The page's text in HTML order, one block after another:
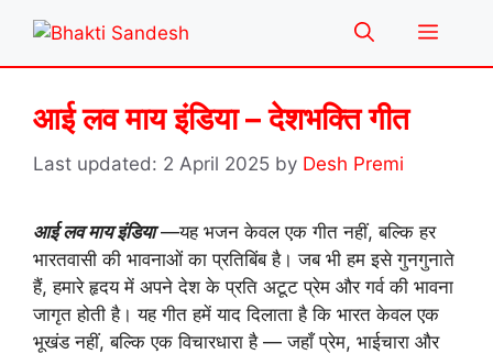
content
Menu
आई लव माय इंडिया – देशभक्ति गीत
2 April 2025 by Desh Premi
आई लव माय इंडिया—यह भजन केवल एक गीत नहीं, बल्कि हर
भारतवासी की भावनाओं का प्रतिबिंब है। जब भी हम इसे गुनगुनाते
हैं, हमारे हृदय में अपने देश के प्रति अटूट प्रेम और गर्व की भावना
जागृत होती है। यह गीत हमें याद दिलाता है कि भारत केवल एक
भूखंड नहीं, बल्कि एक विचारधारा है — जहाँ प्रेम, भाईचारा और